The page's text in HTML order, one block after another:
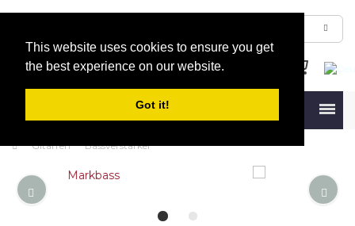
This website uses cookies to ensure you get
the best experience on our website.
Got it!
Gitarren Bassverstärker